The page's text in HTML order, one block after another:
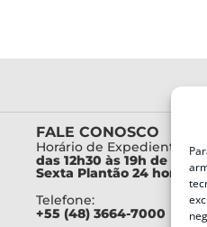
FALE CONOSCO
Horário de Expediente:
das 12h30 às 19h de
Sexta Plantão 24 horas
Telefone:
+55 (48) 3664-7000